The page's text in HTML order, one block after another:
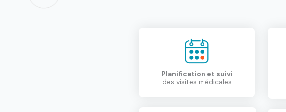
Planification et suivi
des visites médicales